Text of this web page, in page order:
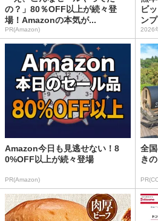
の？」80％OFF以上が続々登
場！Amazonの本気が...
PR(Amazon)
ビ
ン
2026
Amazon今日も見逃せない！8
0%OFF以上が続々登場
PR(Amazon)
全
き